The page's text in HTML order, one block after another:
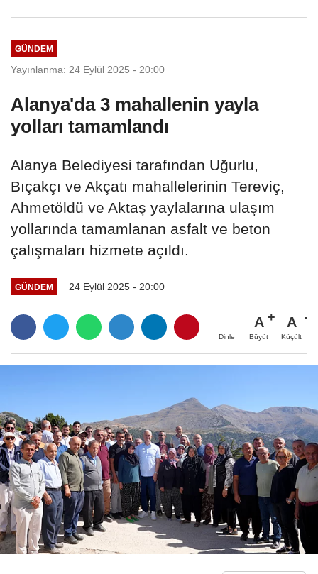
GÜNDEM
Yayınlanma: 24 Eylül 2025 - 20:00
Alanya'da 3 mahallenin yayla
yolları tamamlandı
Alanya Belediyesi tarafından Uğurlu,
Bıçakçı ve Akçatı mahallelerinin Tereviç,
Ahmetöldü ve Aktaş yaylalarına ulaşım
yollarında tamamlanan asfalt ve beton
çalışmaları hizmete açıldı.
GÜNDEM 24 Eylül 2025 - 20:00
Dinle
A
Büyüt
A
Küçült